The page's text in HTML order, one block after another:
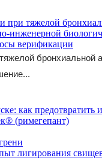
при тяжелой
инженерной
верификации
бронхиальной